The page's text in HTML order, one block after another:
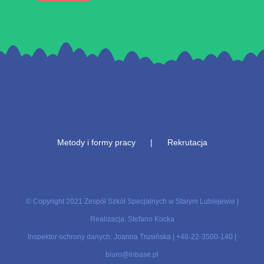
Metody i formy pracy Rekrutacja
© Copyright 2021 Zespół Szkół Specjalnych w Starym Lubiejewie |
Realizacja: Stefano Kocka
Inspektor ochrony danych: Joanna Trusińska | +48-22-3500-140
biuro@inbase.pl